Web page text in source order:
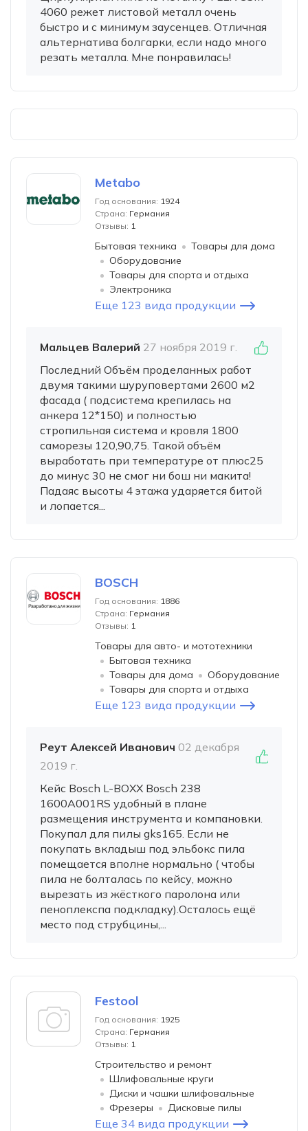
4060 режет листовой металл очень
быстро и с минимум заусенцев. Отличная
альтернатива болгарки, если надо много
резать металла. Мне понравилась!
Metabo
Год основания: 1924
Страна: Германия
Отзывы: 1
Бытовая техника
Товары для дома
Оборудование
Товары для спорта и отдыха
Электроника
Еще 123 вида продукции
Мальцев Валерий 27 ноября 2019 г.
Последний Объём проделанных работ
двумя такими шуруповертами 2600 м2
фасада ( подсистема крепилась на
анкера 12*150) и полностью
стропильная система и кровля 1800
саморезы 120,90,75. Такой объём
выработать при температуре от плюс25
до минус 30 не смог ни бош ни макита!
Падаяс высоты 4 этажа ударяется битой
и лопается...
BOSCH
Год основания: 1886
Страна: Германия
Отзывы: 1
Товары для авто- и мототехники
Бытовая техника
Товары для дома
Оборудование
Товары для спорта и отдыха
Еще 123 вида продукции
Реут Алексей Иванович 02 декабря
2019 г.
Кейс Bosch L-BOXX Bosch 238
1600A001RS удобный в плане
размещения инструмента и компановки.
Покупал для пилы gks165. Если не
покупать вкладыш под эльбокс пила
помещается вполне нормально ( чтобы
пила не болталась по кейсу, можно
вырезать из жёсткого паролона или
пеноплекспа подкладку).Осталось ещё
место под струбцины,...
Festool
Год основания: 1925
Страна: Германия
Отзывы: 1
Строительство и ремонт
Шлифовальные круги
Диски и чашки шлифовальные
Фрезеры
Дисковые пилы
Еще 34 вида продукции